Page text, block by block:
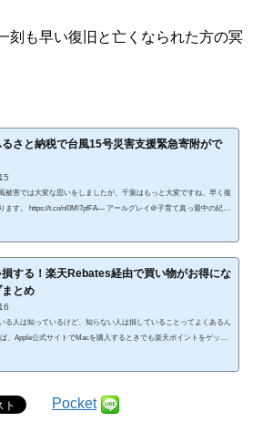
刻も早い復旧と亡くなられた方の冥
るさと納税で台風15号災害支援緊急寄附がで
被害では大変な思いをしましたが、千葉はもっと大変ですね。早く復
ます。 https://t.co/nl0Ml7pfFA— アールグレイ＠子育て真っ最中の紀州
、寄付金控除の適用外 総額の調整は口数で調整 返礼品なし ワンスト
する！楽天Rebates経由で買い物がお得にな
とめ
る人は知っているけど、知らない人は損していることってよくあるん
、Apple公式サイトでMacを購入するときでも楽天ポイントをゲット
イントが付与されました。やはり商品の発送が完了することで付与さ
。...
Pocket